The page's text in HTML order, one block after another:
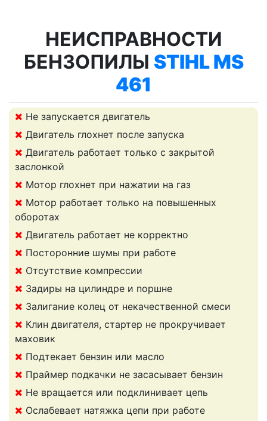
НЕИСПРАВНОСТИ
БЕНЗОПИЛЫ STIHL MS
461
Не запускается двигатель
Двигатель глохнет после запуска
Двигатель работает только с закрытой
заслонкой
Мотор глохнет при нажатии на газ
Мотор работает только на повышенных
оборотах
Двигатель работает не корректно
Посторонние шумы при работе
Отсутствие компрессии
Задиры на цилиндре и поршне
Залигание колец от некачественной смеси
Клин двигателя, стартер не прокручивает
маховик
Подтекает бензин или масло
Праймер подкачки не засасывает бензин
Не вращается или подклинивает цепь
Ослабевает натяжка цепи при работе